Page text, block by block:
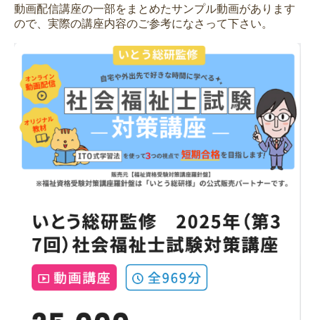
動画配信講座の一部をまとめたサンプル動画があります
ので、実際の講座内容のご参考になさって下さい。